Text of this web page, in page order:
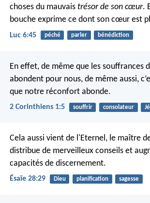
choses du mauvais trésor de son cœur.
bouche exprime ce dont son cœur est
Luc 6:45 péché parler bénédiction
En effet, de même que les souffrances
abondent pour nous, de même aussi,
que notre réconfort abonde.
2 Corinthiens 1:5 souffrir consolateur
Cela aussi vient de l'Eternel, le maître
distribue de merveilleux conseils et
capacités de discernement.
Ésaïe 28:29 Dieu planification sagesse